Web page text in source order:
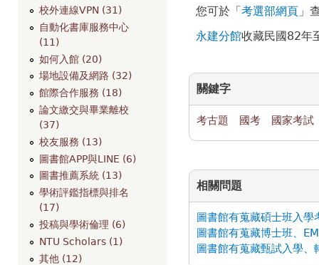
校外連線VPN (31)
自動化書庫服務中心
(11)
如何入館 (20)
場地設備及網路 (32)
館際合作服務 (18)
論文繳交與畢業離校
(37)
校友服務 (13)
圖書館APP與LINE (6)
圖書推薦系統 (13)
學術評鑑指標與排名
(17)
投稿與學術倫理 (6)
NTU Scholars (1)
其他 (12)
您可於「考選部網頁 」
永建分館收藏民國82年
關鍵字
考古題 國考 國家考試
相關問題
圖書館有蒐藏碩士班入
圖書館有蒐藏博士班、
圖書館有蒐藏甄試入學